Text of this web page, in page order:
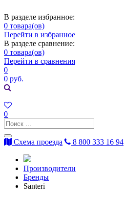
В разделе избранное:
0 товара(ов)
Перейти в избранное
В разделе сравнение:
0 товара(ов)
Перейти в сравнения
0
0 руб.
0
Схема проезда 8 800 333 16 94
Производители
Бренды
Santeri